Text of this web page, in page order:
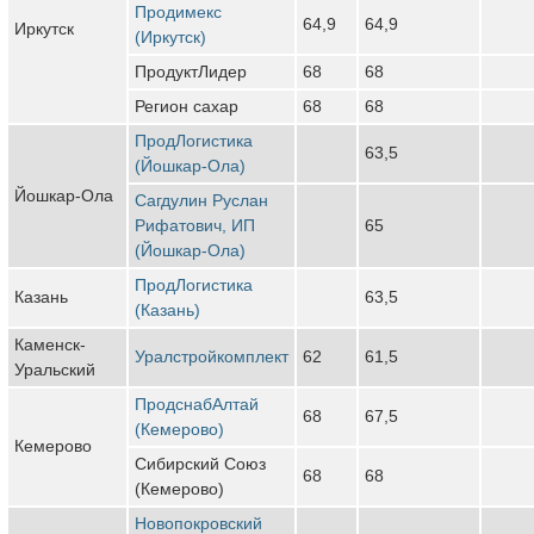
Иркутск
Продимекс
(Иркутск)
64,9 64,9
ПродуктЛидер 68
68
Регион сахар
68 68
Йошкар-Ола
ПродЛогистика
(Йошкар-Ола)
63,5
Сагдулин Руслан
Рифатович, ИП
(Йошкар-Ола)
65
Казань
ПродЛогистика
(Казань)
63,5
Каменск-
Уральский
Уралстройкомплект 62 61,5
Кемерово
ПродснабАлтай
(Кемерово)
68 67,5
Сибирский Союз
(Кемерово)
68 68
Новопокровский